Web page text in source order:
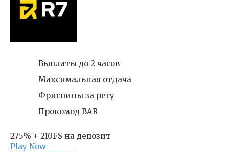
Выплаты до 2 часов
Максимальная отдача
Фриспины за регу
Прокомод BAR
275% + 210FS на депозит
Play Now